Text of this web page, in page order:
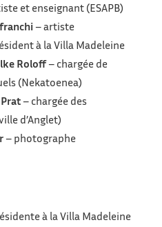
et enseignant (ESAPB)
– artiste
à la Villa Madeleine
Roloff– chargée de
(Nekatoenea)
– chargée des
d’Anglet)
– photographe
à la Villa Madeleine